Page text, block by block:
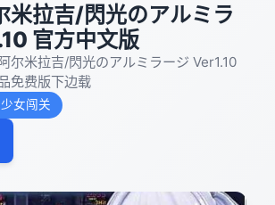
米拉吉/閃光のアルミラ
官方中文版
尔米拉吉/閃光のアルミラージ Ver1.10
免费版下边载
女闯关